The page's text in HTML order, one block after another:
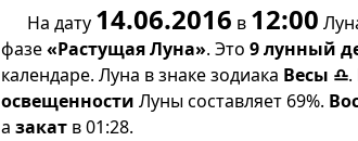
На дату 14.06.2016 в 12:00
фазе«Растущая Луна». Это 9 лунный
календаре. Луна в знаке зодиака Весы ♎.
освещенности Луны составляет 69%.
а закат в 01:28.